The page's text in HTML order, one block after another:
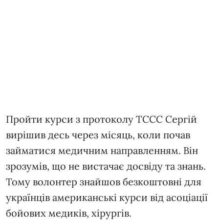
Пройти курси з протоколу ТССС Сергій
вирішив десь через місяць, коли почав
займатися медичним направленням. Він
зрозумів, що не вистачає досвіду та знань.
Тому волонтер знайшов безкоштовні для
українців американські курси від асоціації
бойових медиків, хірургів.